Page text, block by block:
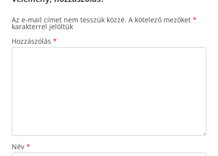
Az e-mail címet nem tesszük közzé. A kötelező mezőket *
karakterrel jelöltük
Hozzászólás *
Név *